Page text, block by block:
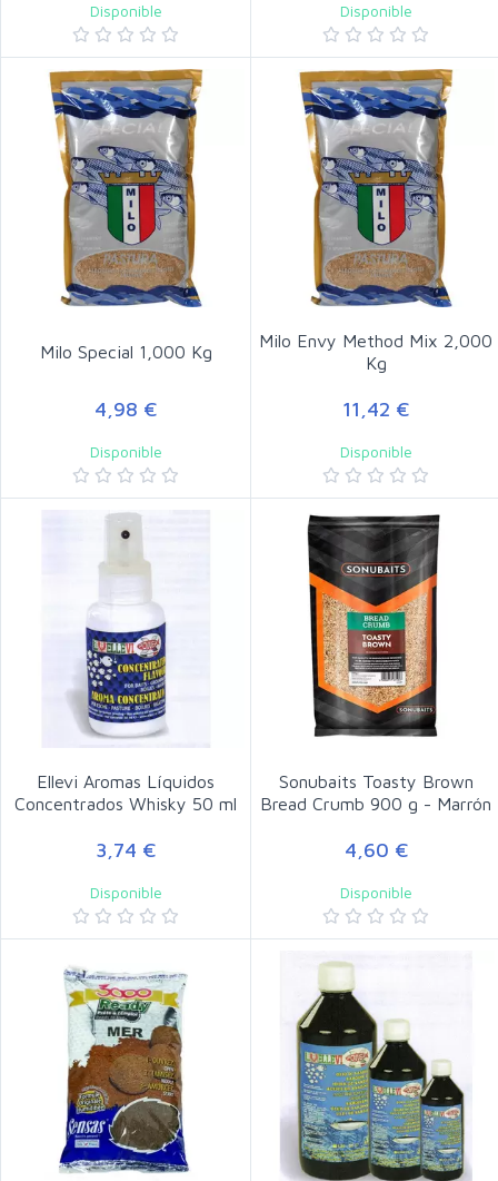
Disponible Disponible
Milo Special 1,000 Kg
4,98 €
Disponible
Milo Envy Method Mix 2,000
Kg
11,42 €
Disponible
Ellevi Aromas Líquidos
Concentrados Whisky 50 ml
3,74 €
Disponible
Sonubaits Toasty Brown
Bread Crumb 900 g - Marrón
4,60 €
Disponible